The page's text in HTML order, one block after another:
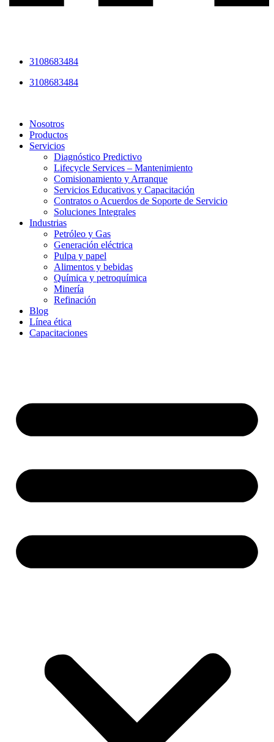
3108683484
3108683484
Nosotros
Productos
Servicios
Diagnóstico Predictivo
Lifecycle Services – Mantenimiento
Comisionamiento y Arranque
Servicios Educativos y Capacitación
Contratos o Acuerdos de Soporte de Servicio
Soluciones Integrales
Industrias
Petróleo y Gas
Generación eléctrica
Pulpa y papel
Alimentos y bebidas
Química y petroquímica
Minería
Refinación
Blog
Línea ética
Capacitaciones